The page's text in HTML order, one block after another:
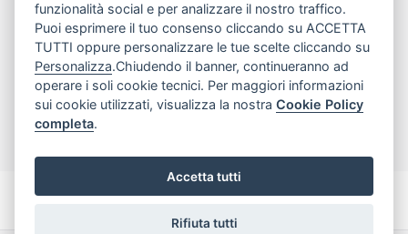
Assistenza Clienti
Chi siamo
My Account
funzionalità social e per analizzare il nostro traffico.
Puoi esprimere il tuo consenso cliccando su ACCETTA
TUTTI oppure personalizzare le tue scelte cliccando su
Personalizza.Chiudendo il banner, continueranno ad
operare i soli cookie tecnici. Per maggiori informazioni
sui cookie utilizzati, visualizza la nostraCookie Policy
completa.
Accetta tutti
Rifiuta tutti